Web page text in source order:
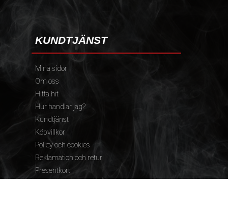
KUNDTJÄNST
Mina sidor
Om oss
Hitta hit
Hur handlar jag?
Kundtjänst
Köpvillkor
Policy och cookies
Reklamation och retur
Presentkort